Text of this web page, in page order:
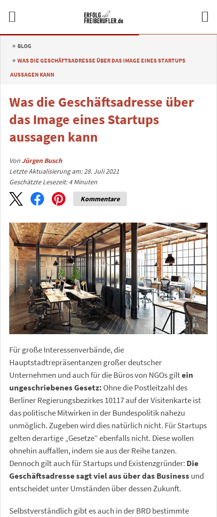
BLOG
WAS DIE GESCHÄFTSADRESSE ÜBER DAS IMAGE EINES STARTUPS
AUSSAGEN KANN
Was die Geschäftsadresse über
das Image eines Startups
aussagen kann
VonJürgen Busch
Letzte Aktualisierung am: 28. Juli 2021
Geschätzte Lesezeit:4 Minuten
Kommentare
Für große Interessenverbände, die
Hauptstadtrepräsentanzen großer deutscher
Unternehmen und auch für die Büros von NGOs giltein
ungeschriebenes Gesetz: Ohne die Postleitzahl des
Berliner Regierungsbezirkes 10117 auf der Visitenkarte ist
das politische Mitwirken in der Bundespolitik nahezu
unmöglich. Zugeben wird dies natürlich nicht. Für Startups
gelten derartige „Gesetze“ ebenfalls nicht. Diese wollen
ohnehin auffallen, indem sie aus der Reihe tanzen.
Dennoch gilt auch für Startups und Existenzgründer: Die
Geschäftsadresse sagt viel aus über das Business und
entscheidet unter Umständen über dessen Zukunft.
Selbstverständlich gibt es auch in der BRD bestimmte